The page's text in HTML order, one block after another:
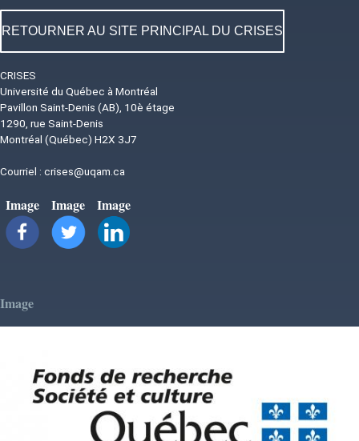
RETOURNER AU SITE PRINCIPAL DU CRISES
CRISES
Université du Québec à Montréal
Pavillon Saint-Denis (AB), 10è étage
1290, rue Saint-Denis
Montréal (Québec) H2X 3J7
Courriel : crises@uqam.ca
Image Image Image
Image